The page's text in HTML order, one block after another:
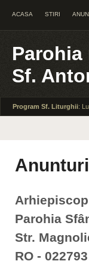
ACASA STIRI
Sf.
Program Sf. Liturghii:
Parohia
Str.
RO -